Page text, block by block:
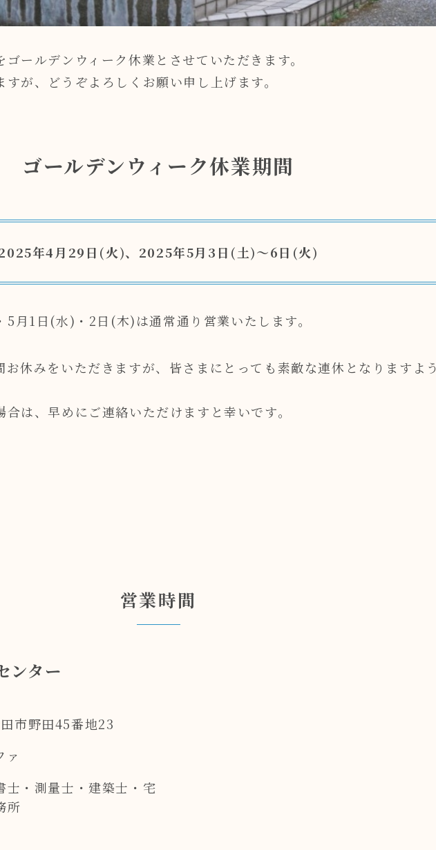
ールデンウィーク休業とさせていただきます。
が、どうぞよろしくお願い申し上げます。
ゴールデンウィーク休業期間
年4月29日(火)、2025年5月3日(土)〜6日(火)
月1日(水)・2日(木)は通常通り営業いたします。
お休みをいただきますが、皆さまにとっても素敵な連休となりますよう
は、早めにご連絡いただけますと幸いです。
営業時間
ンター
市野田45番地23
ァ
士・測量士・建築士・宅
所